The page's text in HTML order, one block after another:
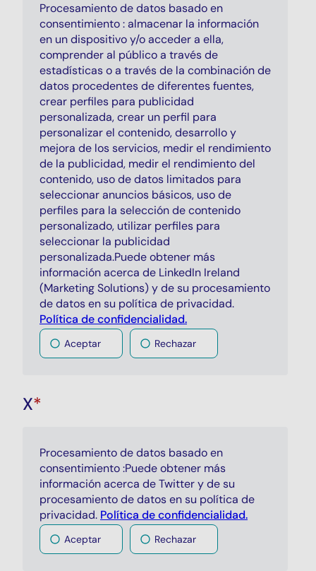
Procesamiento de datos basado en
consentimiento : almacenar la información
en un dispositivo y/o acceder a ella,
comprender al público a través de
estadísticas o a través de la combinación de
datos procedentes de diferentes fuentes,
crear perfiles para publicidad
personalizada, crear un perfil para
personalizar el contenido, desarrollo y
mejora de los servicios, medir el rendimiento
de la publicidad, medir el rendimiento del
contenido, uso de datos limitados para
seleccionar anuncios básicos, uso de
perfiles para la selección de contenido
personalizado, utilizar perfiles para
seleccionar la publicidad
personalizada.Puede obtener más
información acerca de LinkedIn Ireland
(Marketing Solutions) y de su procesamiento
de datos en su política de privacidad.
Política de confidencialidad.
Aceptar Rechazar
X*
Procesamiento de datos basado en
consentimiento :Puede obtener más
información acerca de Twitter y de su
procesamiento de datos en su política de
privacidad. Política de confidencialidad.
Aceptar Rechazar